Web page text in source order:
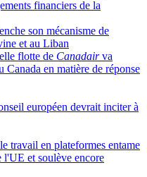
financiers de la
son mécanisme de
et au Liban
flotte de Canadairva
en matière de réponse
européen devrait inciter à
travail en plateformes entame
l'UE et soulève encore